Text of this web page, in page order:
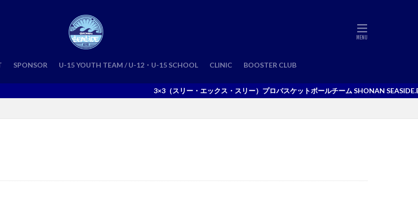
SPONSOR U-15 YOUTH TEAM / U-12・U-15 SCHOOL CLINIC BOOSTER CLUB
3×3（スリー・エックス・スリー）プロバスケットボールチーム SHONAN